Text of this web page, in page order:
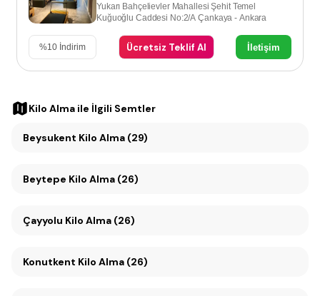
Yukarı Bahçelievler Mahallesi Şehit Temel
Kuğuoğlu Caddesi No:2/A Çankaya - Ankara
%10 İndirim Ücretsiz Teklif Al İletişim
Kilo Alma ile İlgili Semtler
Beysukent Kilo Alma (29)
Beytepe Kilo Alma (26)
Çayyolu Kilo Alma (26)
Konutkent Kilo Alma (26)